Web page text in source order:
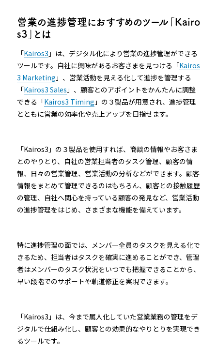
営業の進捗管理におすすめのツール「Kairo
s3」とは
「Kairos3 」は、デジタル化により営業の進捗管理ができる
ツールです。自社に興味があるお客さまを見つける「Kairos
3 Marketing 」、営業活動を見える化して進捗を管理する
「Kairos3 Sales 」、顧客とのアポイントをかんたんに調整
できる「Kairos3 Timing 」の３製品が用意され、進捗管理
とともに営業の効率化や売上アップを目指せます。
「Kairos3」の３製品を使用すれば、商談の情報やお客さま
とのやりとり、自社の営業担当者のタスク管理、顧客の情
報、日々の営業管理、営業活動の分析などができます。顧客
情報をまとめて管理できるのはもちろん、顧客との接触履歴
の管理、自社へ関心を持っている顧客の発見など、営業活動
の進捗管理をはじめ、さまざまな機能を備えています。
特に進捗管理の面では、メンバー全員のタスクを見える化で
きるため、担当者はタスクを確実に進めることができ、管理
者はメンバーのタスク状況をいつでも把握できることから、
早い段階でのサポートや軌道修正を実現できます。
「Kairos3」は、今まで属人化していた営業業務の管理をデ
ジタルで仕組み化し、顧客との効果的なやりとりを実現でき
るツールです。